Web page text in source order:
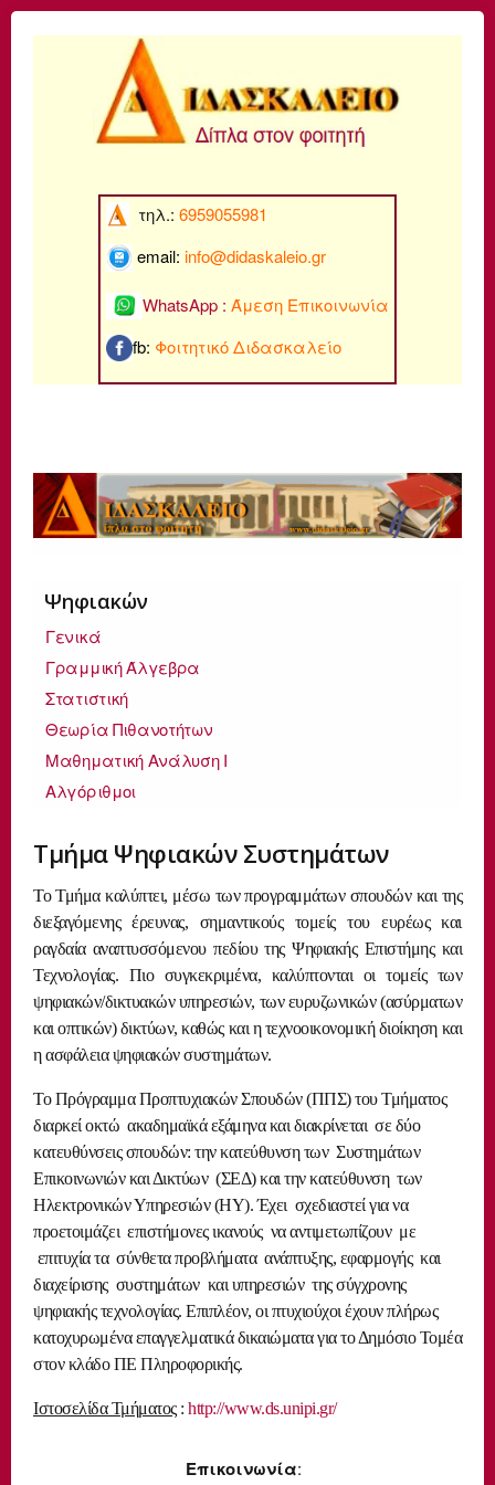
τηλ.: 6959055981
email: info@didaskaleio.gr
WhatsApp : Άμεση Επικοινωνία
fb: Φοιτητικό Διδασκαλείο
Ψηφιακών
Γενικά
Γραμμική Άλγεβρα
Στατιστική
Θεωρία Πιθανοτήτων
Μαθηματική Ανάλυση Ι
Αλγόριθμοι
Τμήμα Ψηφιακών Συστημάτων
Το Τμήμα καλύπτει, μέσω των προγραμμάτων σπουδών και της
διεξαγόμενης έρευνας, σημαντικούς τομείς του ευρέως και
ραγδαία αναπτυσσόμενου πεδίου της Ψηφιακής Επιστήμης και
Τεχνολογίας. Πιο συγκεκριμένα, καλύπτονται οι τομείς των
ψηφιακών/δικτυακών υπηρεσιών, των ευρυζωνικών (ασύρματων
και οπτικών) δικτύων, καθώς και η τεχνοοικονομική διοίκηση και
η ασφάλεια ψηφιακών συστημάτων.
Το Πρόγραμμα Προπτυχιακών Σπουδών (ΠΠΣ) του Τμήματος
διαρκεί οκτώ ακαδημαϊκά εξάμηνα και διακρίνεται σε δύο
κατευθύνσεις σπουδών: την κατεύθυνση των Συστημάτων
Επικοινωνιών και Δικτύων (ΣΕΔ) και την κατεύθυνση των
Ηλεκτρονικών Υπηρεσιών (ΗΥ). Έχει σχεδιαστεί για να
προετοιμάζει επιστήμονες ικανούς να αντιμετωπίζουν με
επιτυχία τα σύνθετα προβλήματα ανάπτυξης, εφαρμογής και
διαχείρισης συστημάτων και υπηρεσιών της σύγχρονης
ψηφιακής τεχνολογίας. Επιπλέον, οι πτυχιούχοι έχουν πλήρως
κατοχυρωμένα επαγγελματικά δικαιώματα για το Δημόσιο Τομέα
στον κλάδο ΠΕ Πληροφορικής.
Ιστοσελίδα Τμήματος: http://www.ds.unipi.gr/
Επικοινωνία: